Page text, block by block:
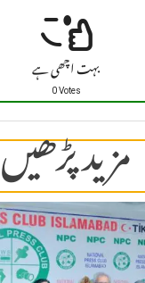
بہت اچھی ہے
0 Votes
مزید پڑھیں